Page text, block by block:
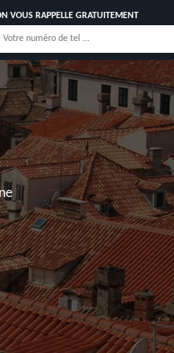
VOUS RAPPELLE GRATUITEMENT
AVEC
NOUS
Georges de Didonne